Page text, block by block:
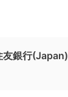
友銀行(Japan)